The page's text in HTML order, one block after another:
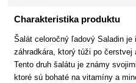
Charakteristika produktu
Šalát celoročný ľadový Saladin
záhradkára, ktorý túži po čerstvej
Tento druh šalátu je známy
ktoré sú bohaté na vitamíny a